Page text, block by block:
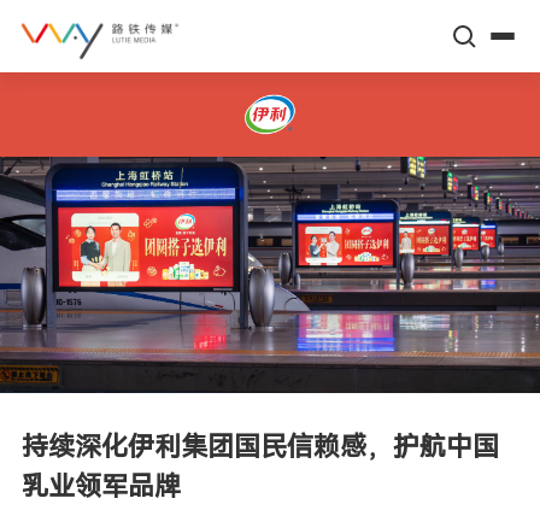
关于路铁
高铁平台
多元服务
标杆传播案例
场景营销案例
新闻动态
高铁数据
企业文化
持续深化伊利集团国民信赖感，护航中国
乳业领军品牌